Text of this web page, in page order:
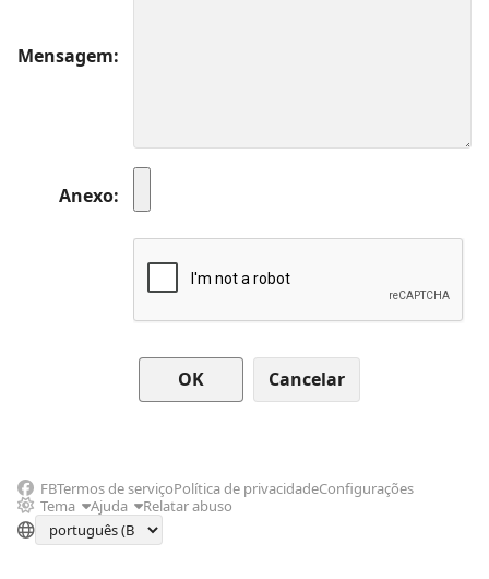
Mensagem
Anexo
Cancelar
FBTermos de serviçoPolítica de privacidadeConfigurações
Tema
Ajuda Relatar abuso